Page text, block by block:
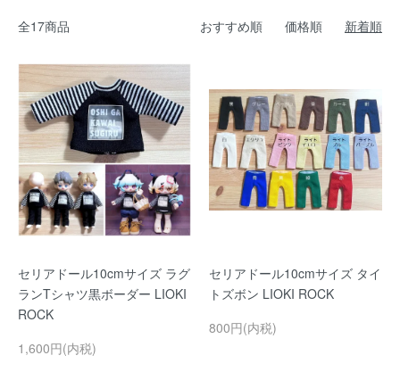
全17商品 おすすめ順 価格順 新着順
セリアドール10cmサイズ ラグ
ランTシャツ黒ボーダー LIOKI
ROCK
1,600円(内税)
セリアドール10cmサイズ タイ
トズボン LIOKI ROCK
800円(内税)